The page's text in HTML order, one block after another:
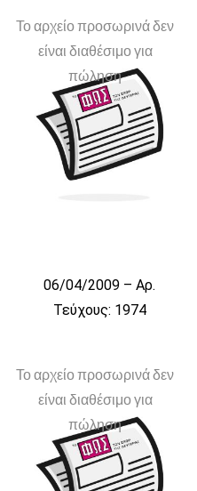
Το αρχείο προσωρινά δεν
είναι διαθέσιμο για
πώληση
06/04/2009 – Αρ.
Τεύχους: 1974
Το αρχείο προσωρινά δεν
είναι διαθέσιμο για
πώληση